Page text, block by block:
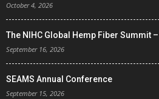
October 4, 2026
The NIHC Global Hemp Fiber Summit
September 16, 2026
SEAMS Annual Conference
September 15, 2026